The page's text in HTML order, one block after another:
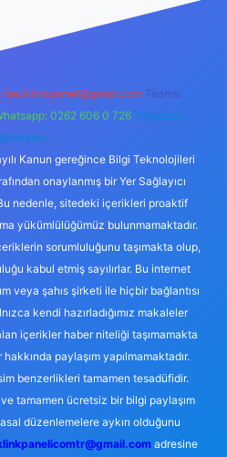
backlinkpaneli@gmail.com Teams:
0262 606 0 726 Telegram:
@karabul
Kanun gereğince Bilgi Teknolojileri
onaylanmış bir Yer Sağlayıcı
nedenle, sitedeki içerikleri proaktif
yükümlülüğümüz bulunmamaktadır.
sorumluluğunu taşımakta olup,
kabul etmiş sayılırlar. Bu internet
veya şahıs şirketi ile hiçbir bağlantısı
kendi hazırladığımız makaleler
içerikler haber niteliği taşımamakta
paylaşım yapılmamaktadır.
benzerlikleri tamamen tesadüfidir.
tamamen ücretsiz bir bilgi paylaşım
düzenlemelere aykırı olduğunu
adresine